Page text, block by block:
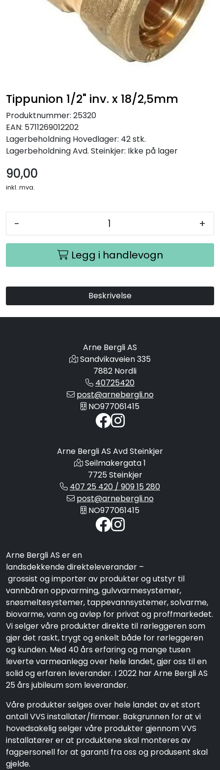
Tippunion 1/2" inv. x 18/2,5mm
Produktnummer: 25320
EAN: 5711269012202
Lagerbeholdning Hovedlager: 42 stk.
LagerbeholdningAvd. Steinkjer: Ikke på lager
90,00
inkl. mva.
- +
Legg i handlevogn
Beskrivelse
Arne Bergli AS
Sandvikaveien 335
7882 Nordli
40725420
post@arnebergli.no
NO977061415
Arne Bergli AS Avd Steinkjer
Seilmakergata 1
7725 Steinkjer
407 25 420 / 909 15 280
post@arnebergli.no
NO977061415
Arne Bergli AS er en
landsdekkende direkteleverandør –
grossist og importør av produkter og utstyr til
vannbåren oppvarming, gulvvarmesystemer,
snøsmeltesystemer, tappevannsystemer, solvarme,
biovarme, vann og avløp for privat og proffmarkedet.
Vi selger våre produkter direkte til rørleggeren som
gjør det raskt, trygt og enkelt både for rørleggeren
og kunden. Med 40 års erfaring og mange tusen
leverte varmeanlegg over hele landet, gjør oss til en
solid og erfaren leverandør. I 2022 har Arne Bergli AS
25 års jubileum som leverandør.
Våre produkter selges over hele landet av et stort
antall VVS installatør/firmaer. Bakgrunnen for at vi
hovedsakelig selger våre produkter gjennom VVS
installatører er at produktene skal monteres av
fagpersonell for at garanti fra oss og produsent skal
gjelde.